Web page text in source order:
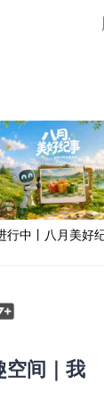
寻凉记
行中丨八月美好
空间｜我